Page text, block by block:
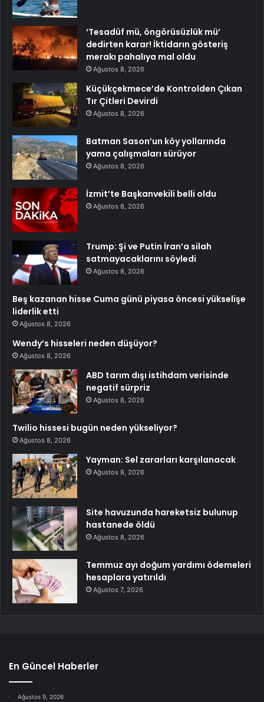
‘Tesadüf mü, öngörüsüzlük mü’
dedirten karar! İktidarın gösteriş
merakı pahalıya mal oldu
Ağustos 8, 2026
Küçükçekmece’de Kontrolden Çıkan
Tır Çitleri Devirdi
Ağustos 8, 2026
Batman Sason’un köy yollarında
yama çalışmaları sürüyor
Ağustos 8, 2026
İzmit’te Başkanvekili belli oldu
Ağustos 8, 2026
Trump: Şi ve Putin İran’a silah
satmayacaklarını söyledi
Ağustos 8, 2026
Beş kazanan hisse Cuma günü piyasa öncesi yükselişe
liderlik etti
Ağustos 8, 2026
Wendy’s hisseleri neden düşüyor?
Ağustos 8, 2026
ABD tarım dışı istihdam verisinde
negatif sürpriz
Ağustos 8, 2026
Twilio hissesi bugün neden yükseliyor?
Ağustos 8, 2026
Yayman: Sel zararları karşılanacak
Ağustos 8, 2026
Site havuzunda hareketsiz bulunup
hastanede öldü
Ağustos 8, 2026
Temmuz ayı doğum yardımı ödemeleri
hesaplara yatırıldı
Ağustos 7, 2026
En Güncel Haberler
Ağustos 9, 2026